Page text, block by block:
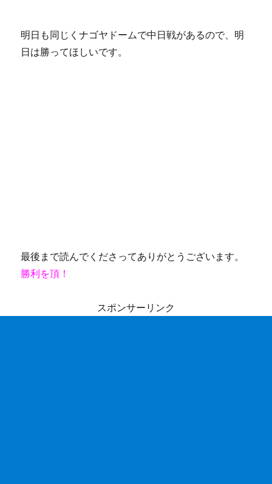
明日も同じくナゴヤドームで中日戦があるので、明
日は勝ってほしいです。
最後まで読んでくださってありがとうございます。
勝利を頂！
スポンサーリンク